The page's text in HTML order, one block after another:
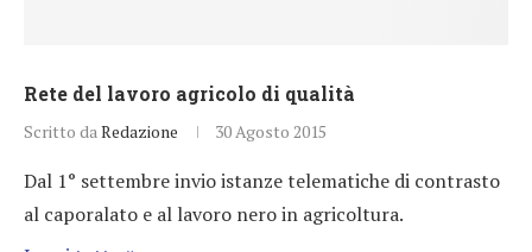
Rete del lavoro agricolo di qualità
Scritto da Redazione 30 Agosto 2015
Dal 1° settembre invio istanze telematiche di contrasto
al caporalato e al lavoro nero in agricoltura.